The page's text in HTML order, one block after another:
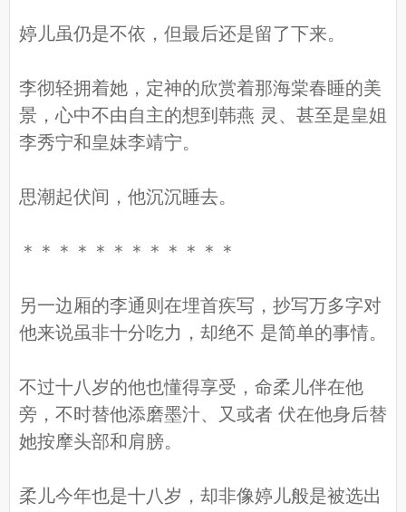
婷儿虽仍是不依，但最后还是留了下来。
李彻轻拥着她，定神的欣赏着那海棠春睡的美
景，心中不由自主的想到韩燕 灵、甚至是皇姐
李秀宁和皇妹李靖宁。
思潮起伏间，他沉沉睡去。
＊＊＊＊＊＊＊＊＊＊＊＊
另一边厢的李通则在埋首疾写，抄写万多字对
他来说虽非十分吃力，却绝不 是简单的事情。
不过十八岁的他也懂得享受，命柔儿伴在他
旁，不时替他添磨墨汁、又或者 伏在他身后替
她按摩头部和肩膀。
柔儿今年也是十八岁，却非像婷儿般是被选出